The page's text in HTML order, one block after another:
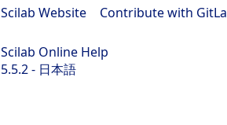
Scilab Website Contribute with
Scilab Online Help
5.5.2 - 日本語